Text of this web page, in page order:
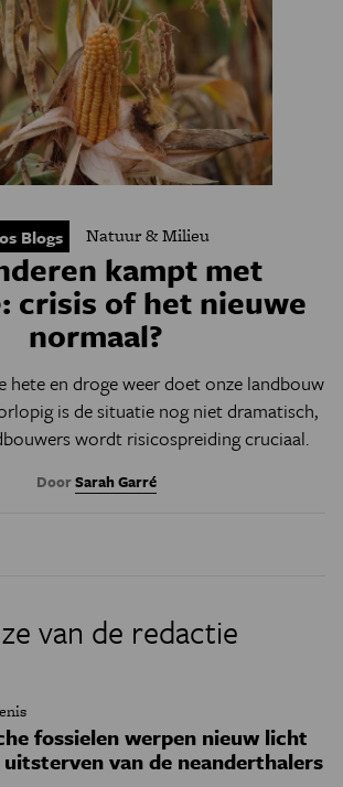
Blogs Natuur & Milieu
kampt met
crisis of het nieuwe
normaal?
hete en droge weer doet onze landbouw
is de situatie nog niet dramatisch,
wordt risicospreiding cruciaal.
DoorSarah Garré
van de redactie
fossielen werpen nieuw licht
van de neanderthalers